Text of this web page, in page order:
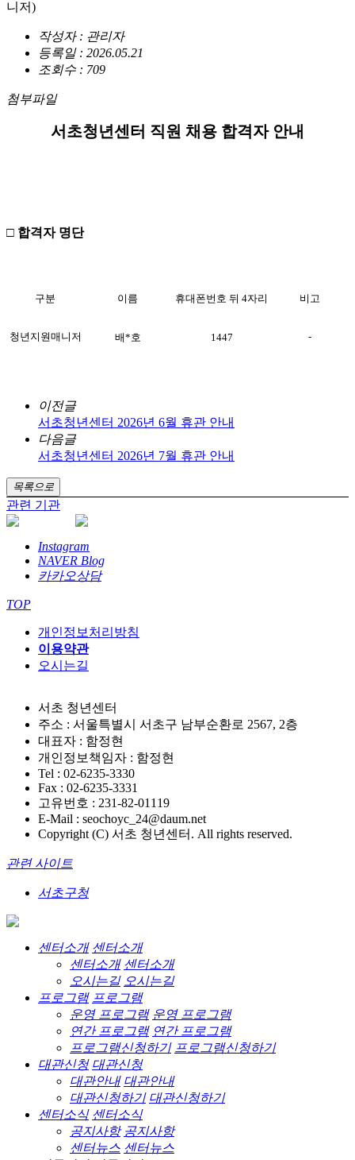
니저)
작성자 : 관리자
등록일 : 2026.05.21
조회수 : 709
첨부파일
서초청년센터 직원 채용 합격자 안내
□ 합격자 명단
구분 이름 휴대폰번호 뒤 4자리 비고
청년지원매니저 배*호 1447 -
이전글
서초청년센터 2026년 6월 휴관 안내
다음글
서초청년센터 2026년 7월 휴관 안내
목록으로
관련 기관
Instagram
NAVER Blog
카카오상담
TOP
개인정보처리방침
이용약관
오시는길
서초 청년센터
주소 : 서울특별시 서초구 남부순환로 2567, 2층
대표자 : 함정현
개인정보책임자 : 함정현
Tel : 02-6235-3330
Fax : 02-6235-3331
고유번호 : 231-82-01119
E-Mail : seochoyc_24@daum.net
Copyright (C) 서초 청년센터. All rights reserved.
관련 사이트
서초구청
센터소개 센터소개
센터소개 센터소개
오시는길 오시는길
프로그램 프로그램
운영 프로그램 운영 프로그램
연간 프로그램 연간 프로그램
프로그램신청하기 프로그램신청하기
대관신청 대관신청
대관안내 대관안내
대관신청하기 대관신청하기
센터소식 센터소식
공지사항 공지사항
센터뉴스 센터뉴스